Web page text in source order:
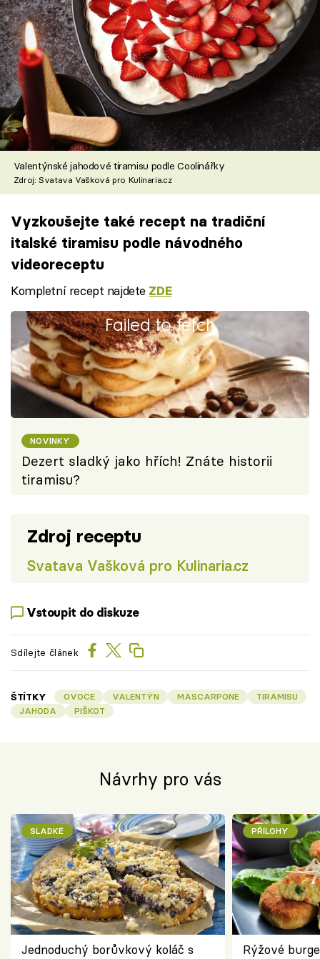
Valentýnské jahodové tiramisu podle Coolinářky
Zdroj: Svatava Vašková pro Kulinaria.cz
Vyzkoušejte také recept na tradiční
italské tiramisu podle návodného
videoreceptu
Kompletní recept najdete ZDE
Failed to fetch
NOVINKY
Dezert sladký jako hřích! Znáte historii
tiramisu?
Zdroj receptu
Svatava Vašková pro Kulinaria.cz
Vstoupit do diskuze
Sdílejte článek
ŠTÍTKY OVOCE VALENTÝN MASCARPONE
TIRAMISU
JAHODA
PIŠKOT
Návrhy pro vás
SLADKÉ
Jednoduchý borůvkový koláč s
PŘÍLOHY
Rýžové